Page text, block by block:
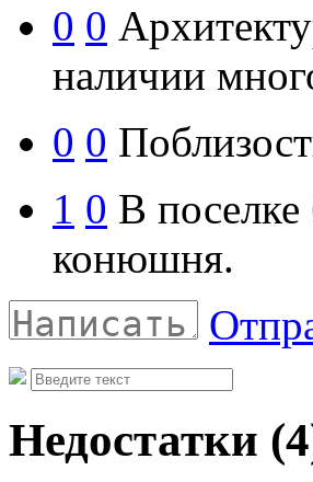
0 0
наличии
0 0
1 0 В поселке
конюшня.
Недостатки